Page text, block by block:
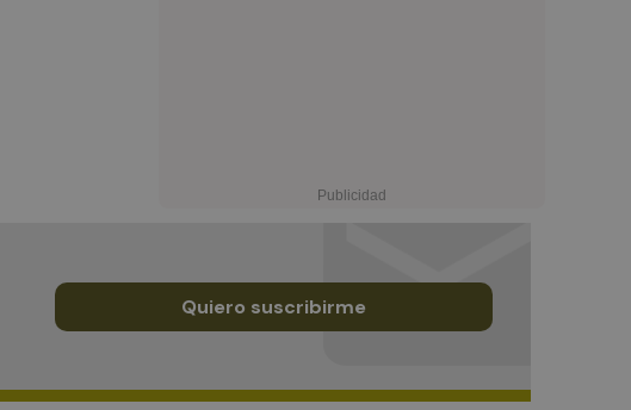
Quiero suscribirme